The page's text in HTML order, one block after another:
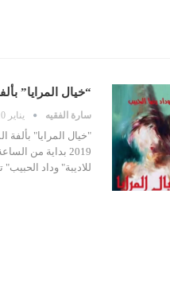
“خيال المرايا”
سارة الفقيه يناير 10, 2019
2019 بداية من
للاديبة" وداد